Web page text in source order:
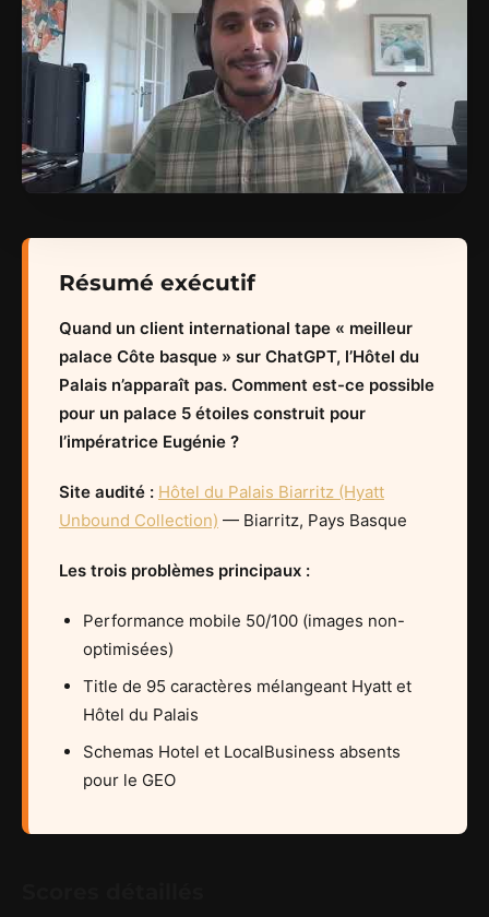
Résumé exécutif
Quand un client international tape « meilleur
palace Côte basque » sur ChatGPT, l’Hôtel du
Palais n’apparaît pas. Comment est-ce possible
pour un palace 5 étoiles construit pour
l’impératrice Eugénie ?
Site audité : Hôtel du Palais Biarritz (Hyatt
Unbound Collection) — Biarritz, Pays Basque
Les trois problèmes principaux :
Performance mobile 50/100 (images non-
optimisées)
Title de 95 caractères mélangeant Hyatt et
Hôtel du Palais
Schemas Hotel et LocalBusiness absents
pour le GEO